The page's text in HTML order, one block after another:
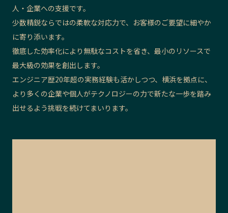
人・企業への支援です。
少数精鋭ならではの柔軟な対応力で、お客様のご要望に細やか
に寄り添います。
徹底した効率化により無駄なコストを省き、最小のリソースで
最大級の効果を創出します。
エンジニア歴20年超の実務経験も活かしつつ、横浜を拠点に、
より多くの企業や個人がテクノロジーの力で新たな一歩を踏み
出せるよう挑戦を続けてまいります。